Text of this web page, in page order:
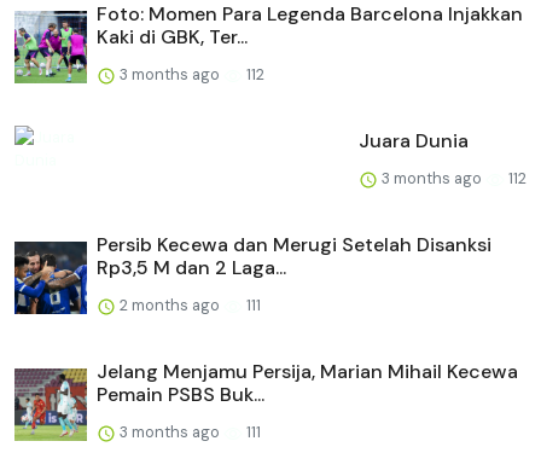
Foto: Momen Para Legenda Barcelona Injakkan
Kaki di GBK, Ter...
3 months ago 112
Juara Dunia
3 months ago 112
Persib Kecewa dan Merugi Setelah Disanksi
Rp3,5 M dan 2 Laga...
2 months ago 111
Jelang Menjamu Persija, Marian Mihail Kecewa
Pemain PSBS Buk...
3 months ago 111